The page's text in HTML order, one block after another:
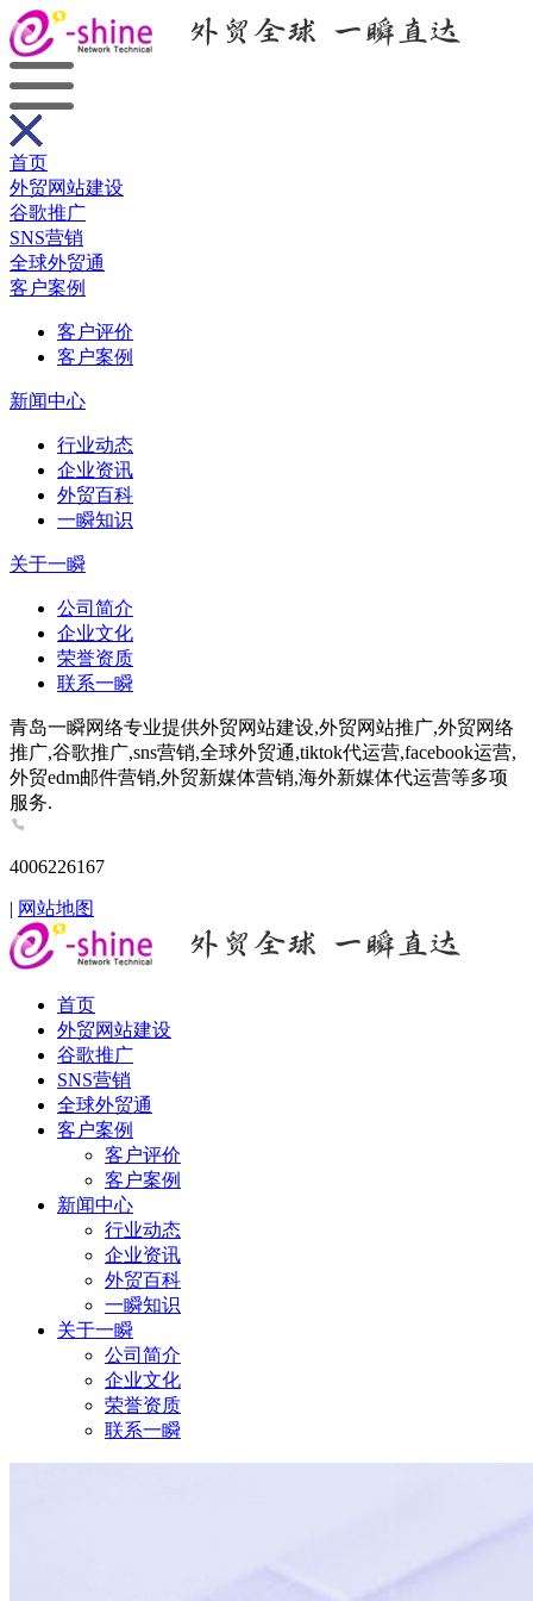
首页
外贸网站建设
谷歌推广
SNS营销
全球外贸通
客户案例
客户评价
客户案例
新闻中心
行业动态
企业资讯
外贸百科
一瞬知识
关于一瞬
公司简介
企业文化
荣誉资质
联系一瞬
青岛一瞬网络专业提供外贸网站建设,外贸网站推广,外贸网络
推广,谷歌推广,sns营销,全球外贸通,tiktok代运营,facebook运营,
外贸edm邮件营销,外贸新媒体营销,海外新媒体代运营等多项
服务.
4006226167
| 网站地图
首页
外贸网站建设
谷歌推广
SNS营销
全球外贸通
客户案例
客户评价
客户案例
新闻中心
行业动态
企业资讯
外贸百科
一瞬知识
关于一瞬
公司简介
企业文化
荣誉资质
联系一瞬